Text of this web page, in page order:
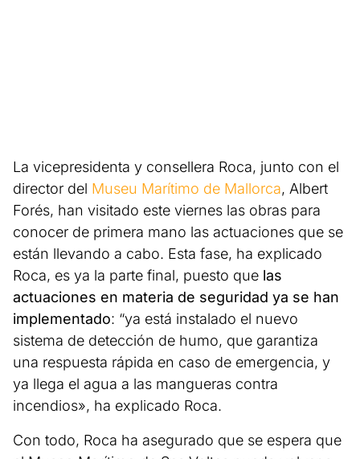
La vicepresidenta y consellera Roca, junto con el
director del Museu Marítimo de Mallorca, Albert
Forés, han visitado este viernes las obras para
conocer de primera mano las actuaciones que se
están llevando a cabo. Esta fase, ha explicado
Roca, es ya la parte final, puesto que las
actuaciones en materia de seguridad ya se han
implementado: “ya está instalado el nuevo
sistema de detección de humo, que garantiza
una respuesta rápida en caso de emergencia, y
ya llega el agua a las mangueras contra
incendios», ha explicado Roca.
Con todo, Roca ha asegurado que se espera que